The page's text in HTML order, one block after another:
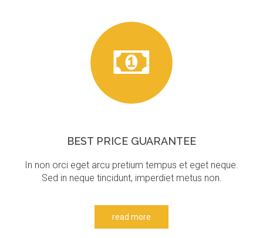
BEST PRICE GUARANTEE
In non orci eget arcu pretium tempus et eget neque.
Sed in neque tincidunt, imperdiet metus non.
read more